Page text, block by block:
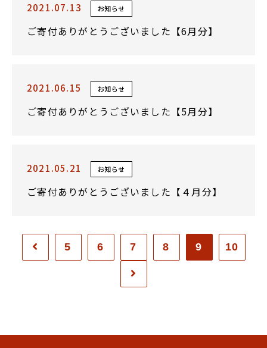
2021.07.13 お知らせ
ご寄付ありがとうございました【6月分】
2021.06.15 お知らせ
ご寄付ありがとうございました【5月分】
2021.05.21 お知らせ
ご寄付ありがとうございました【４月分】
5 6 7 8 9 10